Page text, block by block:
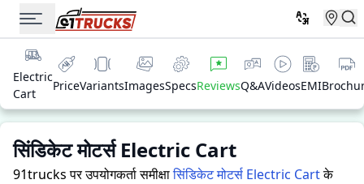
Electric
Cart
PriceVariantsImagesSpecsReviewsQ&AVideosEMI
सिंडिकेट मोटर्स Electric Cart
91trucks पर उपयोगकर्ता समीक्षासिंडिकेट मोटर्स Electric Cartके